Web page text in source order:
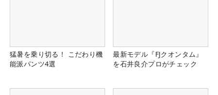
猛暑を乗り切る！ こだわり機
能派パンツ4選
最新モデル『FJクオンタム』
を石井良介プロがチェック